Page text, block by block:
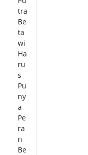
tra
Be
ta
wi
Ha
ru
s
Pu
ny
a
Pe
ra
n
Be